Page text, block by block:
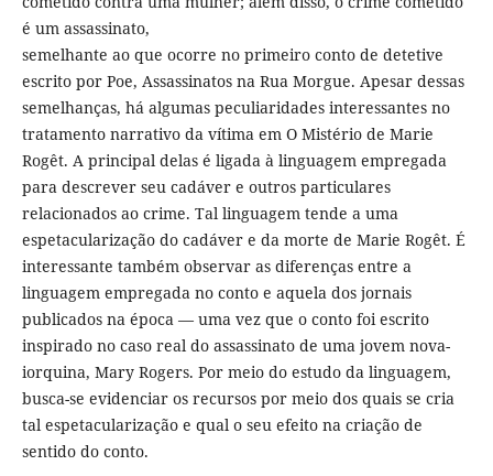
é um assassinato,
semelhante ao que ocorre no primeiro conto de detetive
escrito por Poe, Assassinatos na Rua Morgue. Apesar dessas
semelhanças, há algumas peculiaridades interessantes no
tratamento narrativo da vítima em O Mistério de Marie
Rogêt. A principal delas é ligada à linguagem empregada
para descrever seu cadáver e outros particulares
relacionados ao crime. Tal linguagem tende a uma
espetacularização do cadáver e da morte de Marie Rogêt. É
interessante também observar as diferenças entre a
linguagem empregada no conto e aquela dos jornais
publicados na época — uma vez que o conto foi escrito
inspirado no caso real do assassinato de uma jovem nova-
iorquina, Mary Rogers. Por meio do estudo da linguagem,
busca-se evidenciar os recursos por meio dos quais se cria
tal espetacularização e qual o seu efeito na criação de
sentido do conto.